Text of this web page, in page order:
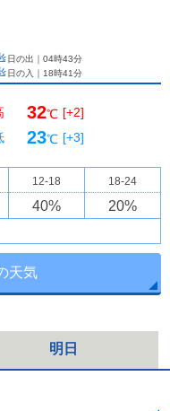
日の出｜ 04時43分
日の入｜ 18時41分
32℃ [+2]
23℃ [+3]
12-18 18-24
40% 20%
天気
明日